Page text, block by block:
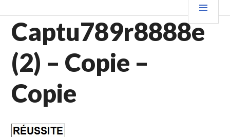
au
contenu
principal
Captu789r8888e
(2) – Copie –
Copie